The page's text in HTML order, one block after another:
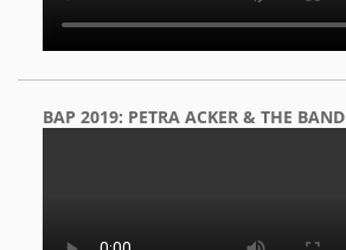
BAP 2019: PETRA ACKER & THE BAND